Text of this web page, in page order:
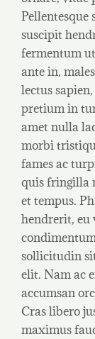
suscipit
fermentum
ante in,
lectus
pretium in
amet nulla
morbi
fames ac
quis fringilla
et tempus.
hendrerit, eu
sollicitudin
elit. Nam ac
accumsan
Cras libero
maximus